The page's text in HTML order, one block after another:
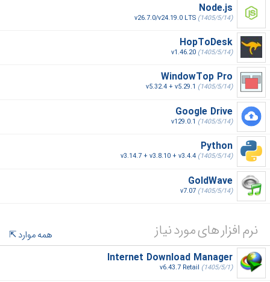
Node.js
v26.7.0/v24.19.0 LTS (1405/5/14)
HopToDesk
v1.46.20 (1405/5/14)
WindowTop Pro
v5.32.4 + v5.29.1 (1405/5/14)
Google Drive
v129.0.1 (1405/5/14)
Python
v3.14.7 + v3.8.10 + v3.4.4 (1405/5/14)
GoldWave
v7.07 (1405/5/14)
نرم افزار های مورد نیاز
همه موارد
Internet Download Manager
v6.43.7 Retail (1405/5/1)